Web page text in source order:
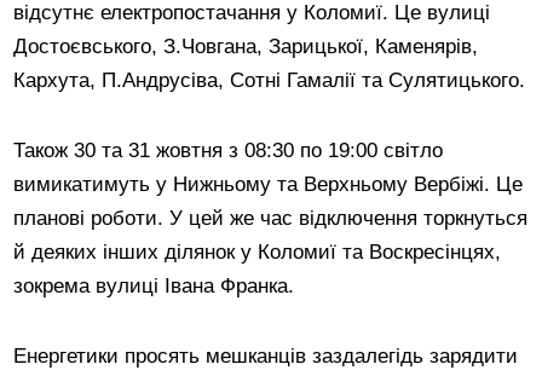
відсутнє електропостачання у Коломиї. Це вулиці
Достоєвського, З.Човгана, Зарицької, Каменярів,
Кархута, П.Андрусіва, Сотні Гамалії та Сулятицького.
Також 30 та 31 жовтня з 08:30 по 19:00 світло
вимикатимуть у Нижньому та Верхньому Вербіжі. Це
планові роботи. У цей же час відключення торкнуться
й деяких інших ділянок у Коломиї та Воскресінцях,
зокрема вулиці Івана Франка.
Енергетики просять мешканців заздалегідь зарядити